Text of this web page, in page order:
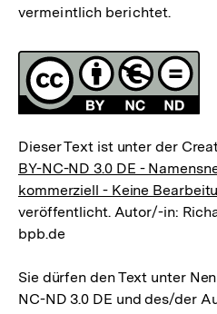
vermeintlich berichtet.
Fussnoten
Lizenz
Dieser Text ist unter der
BY-NC-ND 3.0 DE -
kommerziell - Keine
veröffentlicht. Autor/-in:
bpb.de
Sie dürfen den Text unter
NC-ND 3.0 DE und des/der